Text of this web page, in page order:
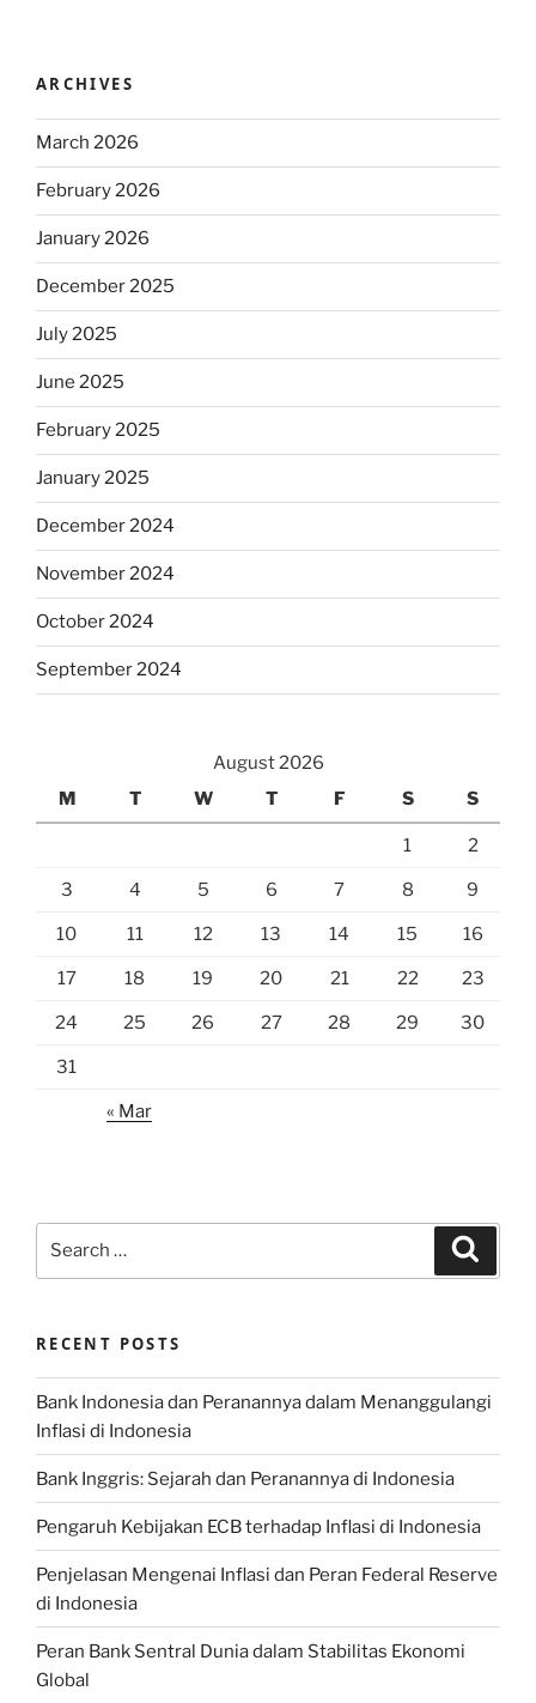
ARCHIVES
March 2026
February 2026
January 2026
December 2025
July 2025
June 2025
February 2025
January 2025
December 2024
November 2024
October 2024
September 2024
August 2026
M
T W T F S S
1 2
3 4 5 6 7 8 9
10 11 12 13 14 15 16
17 18 19 20 21 22 23
24 25 26 27 28 29 30
31
« Mar
RECENT POSTS
Bank Indonesia dan Peranannya dalam Menanggulangi
Inflasi di Indonesia
Bank Inggris: Sejarah dan Peranannya di Indonesia
Pengaruh Kebijakan ECB terhadap Inflasi di Indonesia
Penjelasan Mengenai Inflasi dan Peran Federal Reserve
di Indonesia
Peran Bank Sentral Dunia dalam Stabilitas Ekonomi
Global